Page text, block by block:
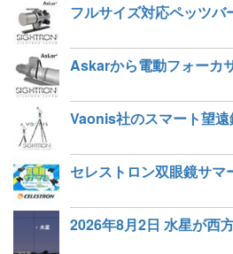
2026年8月2日 水星が西